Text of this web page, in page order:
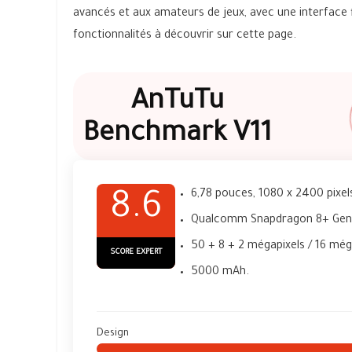
avancés et aux amateurs de jeux, avec une
fonctionnalités à découvrir sur cette page.
AnTuTu
Benchmark V11
8.6
SCORE EXPERT
6,78 pouces, 1080 x 2400
Qualcomm Snapdragon 8+
50 + 8 + 2 mégapixels / 16
5000 mAh.
Design